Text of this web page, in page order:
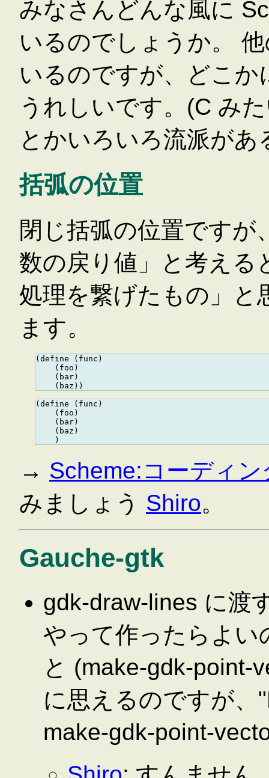
みなさんどんな風に
いるのでしょうか。
いるのですが、どこ
うれしいです。(C み
とかいろいろ流派が
括弧の位置
閉じ括弧の位置ですが
数の戻り値」と考える
処理を繋げたもの」と
ます。
(define (func)
    (foo)
    (bar)
(define (func)
    (foo)
    (bar)
    (baz)
→ Scheme:コーディ
みましょう Shiro。
Gauche-gtk
gdk-draw-lines に渡
やって作ったらよい
と (make-gdk-point-
に思えるのですが、
make-gdk-point-